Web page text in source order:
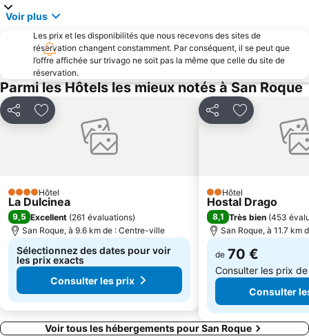
Plaza de los Naranjos
Puerto José Banús
Sabinillas
Bahía Dorada
Château de Guzmán el Bueno
Playa Chica
Benzú
Casablanca
Puerto y Varadero de la Duquesa
Gibraltar Coach Terminus
Iglesia de San Luis
Voir plus
Les prix et les disponibilités que nous recevons des sites de
réservation changent constamment. Par conséquent, il se peut que
l’offre affichée sur trivago ne soit pas la même que celle du site de
réservation.
Parmi les Hôtels les mieux notés à San Roque
PartagerAjouter à mes favoris
4 ÉtoilesHôtel
La Dulcinea
9,5 Excellent (261 évaluations)
San Roque, à 9.6 km de : Centre-ville
Sélectionnez des dates pour voir
les prix exacts
Consulter les prix
PartagerAjouter à
2 Étoiles
Hôtel
Hostal Drago
8,1 Très bien (453
San Roque, à 11.7 km
de 70 €
Consulter les prix
Consulter
Voir tous les hébergements pour San Roque